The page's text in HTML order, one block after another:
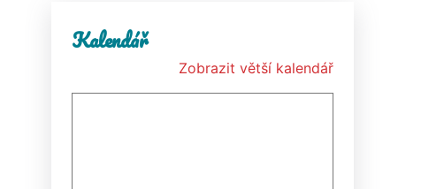
Kalendář
Zobrazit větší kalendář